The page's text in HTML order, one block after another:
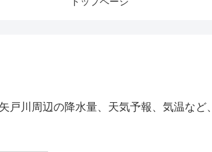
川周辺の降水量、天気予報、気温など、